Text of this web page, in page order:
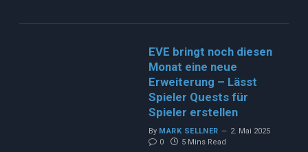
EVE bringt noch diesen
Monat eine neue
Erweiterung – Lässt
Spieler Quests für
Spieler erstellen
By MARK SELLNER
2. Mai 2025
0
5 Mins Read